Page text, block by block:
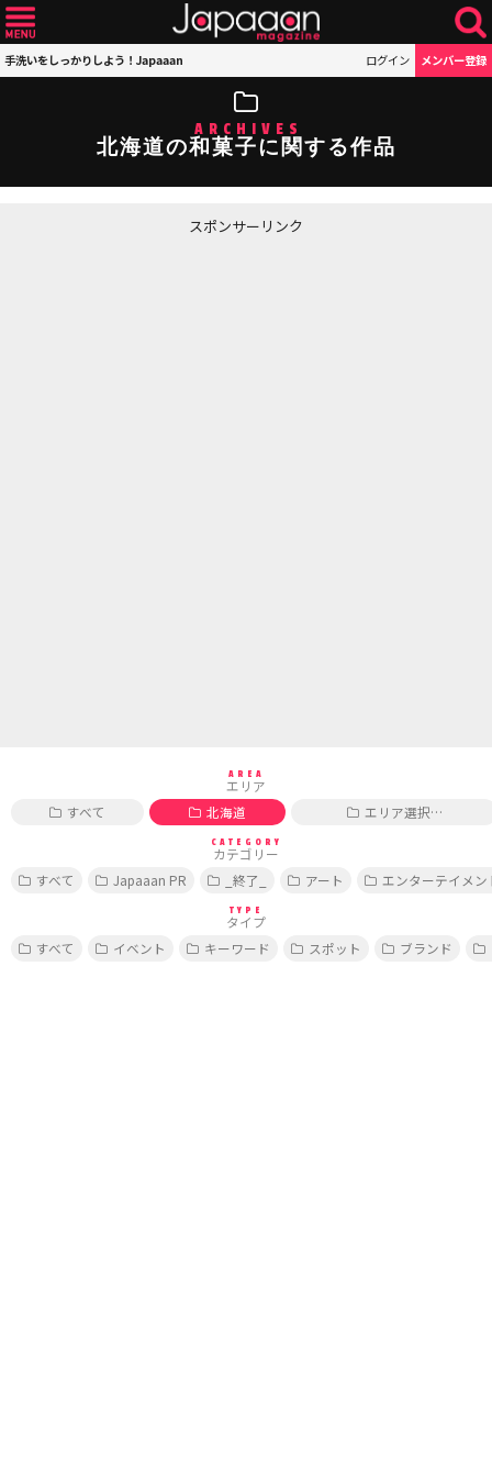
手洗いをしっかりしよう！Japaaan ログイン メンバー登録
ARCHIVES
北海道の和菓子に関する作品
スポンサーリンク
AREA
エリア
すべて
北海道 エリア選択…
CATEGORY
カテゴリー
すべて
Japaaan PR _終了_ アート エンターテイメン
TYPE
タイプ
すべて
イベント キーワード スポット ブランド